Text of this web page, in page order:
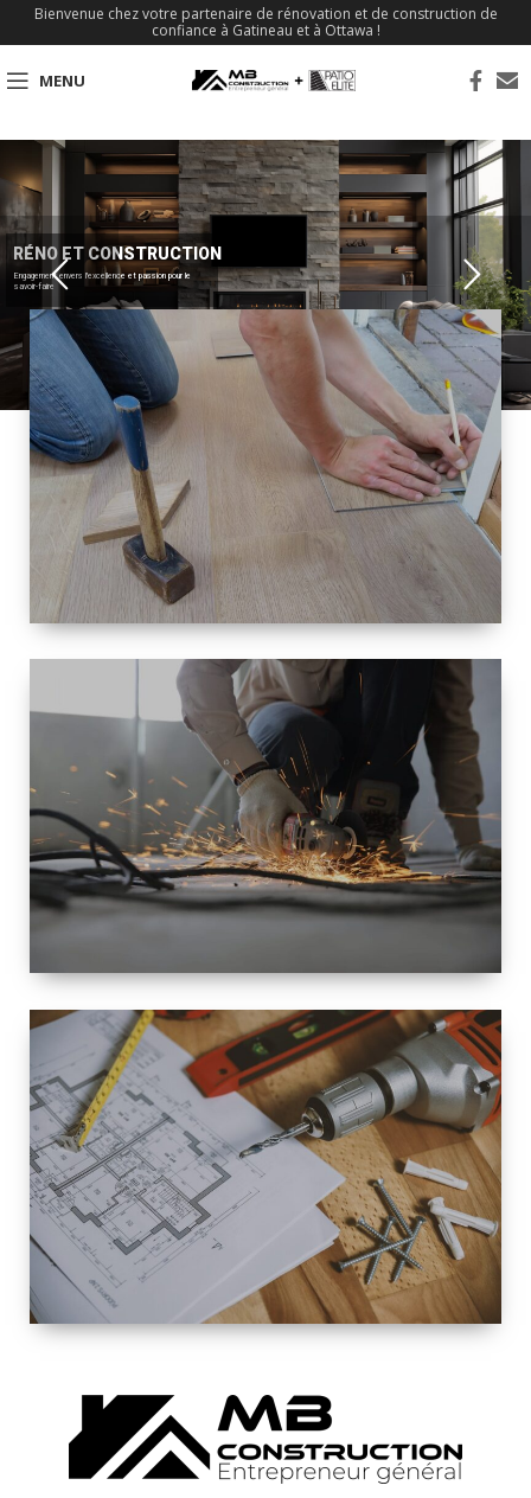
Bienvenue chez votre partenaire de rénovation et de construction de
confiance à Gatineau et à Ottawa !
MENU
Engagement envers l'excellence et passion pour le
savoir-faire
RÉNO ET CONSTRUCTION
TAILLE
PETITE À
GRANDE
RÉNOVATION
ESPACE
RÉNOVATION
INTÉRIEURE ET
EXTÉRIEURE
SOLUTIONS DE
RÉNOVATION
COMPLÈTE